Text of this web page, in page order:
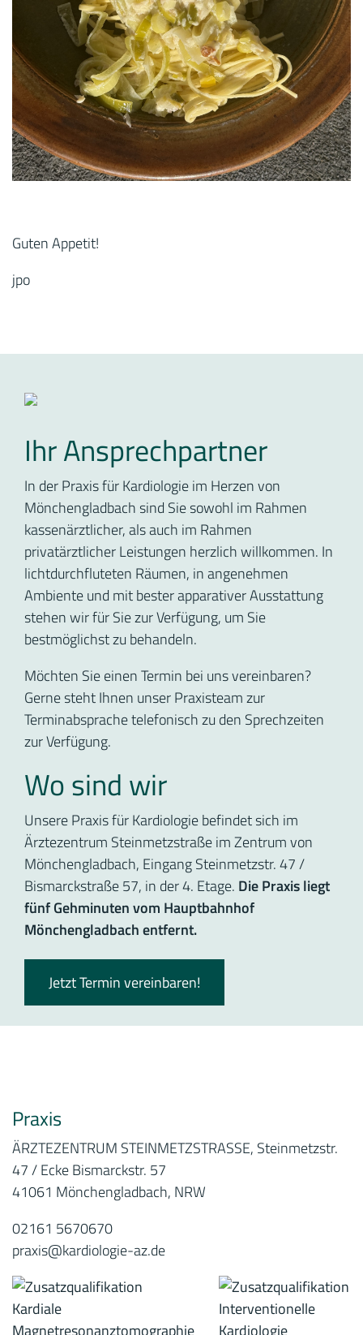
Guten Appetit!
jpo
Ihr Ansprechpartner
In der Praxis für Kardiologie im Herzen von
Mönchengladbach sind Sie sowohl im Rahmen
kassenärztlicher, als auch im Rahmen
privatärztlicher Leistungen herzlich willkommen. In
lichtdurchfluteten Räumen, in angenehmen
Ambiente und mit bester apparativer Ausstattung
stehen wir für Sie zur Verfügung, um Sie
bestmöglichst zu behandeln.
Möchten Sie einen Termin bei uns vereinbaren?
Gerne steht Ihnen unser Praxisteam zur
Terminabsprache telefonisch zu den Sprechzeiten
zur Verfügung.
Wo sind wir
Unsere Praxis für Kardiologie befindet sich im
Ärztezentrum Steinmetzstraße im Zentrum von
Mönchengladbach, Eingang Steinmetzstr. 47 /
Bismarckstraße 57, in der 4. Etage. Die Praxis liegt
fünf Gehminuten vom Hauptbahnhof
Mönchengladbach entfernt.
Jetzt Termin vereinbaren!
Praxis
ÄRZTEZENTRUM STEINMETZSTRASSE, Steinmetzstr.
47 / Ecke Bismarckstr. 57
41061 Mönchengladbach, NRW
02161 5670670
praxis@kardiologie-az.de